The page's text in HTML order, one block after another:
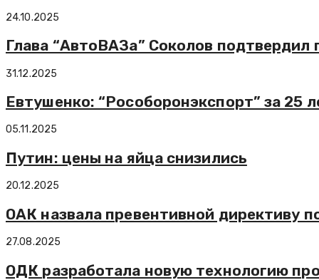
24.10.2025
Глава “АвтоВАЗа” Соколов
31.12.2025
Евтушенко: “Рособоронэкспорт” за 25
05.11.2025
Путин: цены на яйца снизились
20.12.2025
ОАК назвала превентивной директиву
27.08.2025
ОДК разработала новую технологию